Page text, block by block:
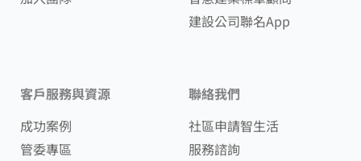
建設公司聯名App
客戶服務與資源
成功案例
管委專區
聯絡我們
社區申請智生活
服務諮詢